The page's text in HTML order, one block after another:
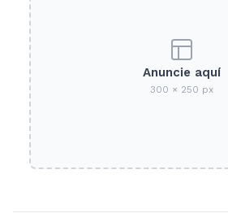
Anuncie aquí
300 × 250 px